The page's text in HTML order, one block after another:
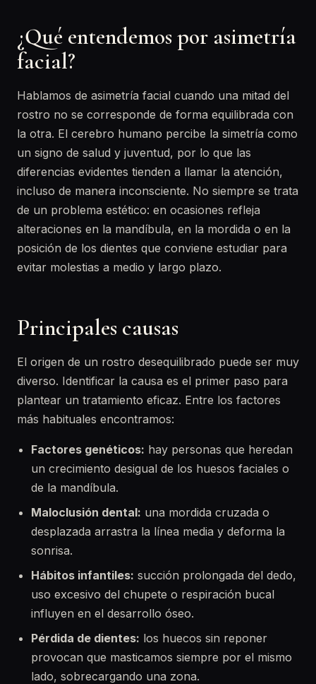
¿Qué entendemos por asimetría
facial?
Hablamos de asimetría facial cuando una mitad del
rostro no se corresponde de forma equilibrada con
la otra. El cerebro humano percibe la simetría como
un signo de salud y juventud, por lo que las
diferencias evidentes tienden a llamar la atención,
incluso de manera inconsciente. No siempre se trata
de un problema estético: en ocasiones refleja
alteraciones en la mandíbula, en la mordida o en la
posición de los dientes que conviene estudiar para
evitar molestias a medio y largo plazo.
Principales causas
El origen de un rostro desequilibrado puede ser muy
diverso. Identificar la causa es el primer paso para
plantear un tratamiento eficaz. Entre los factores
más habituales encontramos:
Factores genéticos: hay personas que heredan
un crecimiento desigual de los huesos faciales o
de la mandíbula.
Maloclusión dental: una mordida cruzada o
desplazada arrastra la línea media y deforma la
sonrisa.
Hábitos infantiles: succión prolongada del dedo,
uso excesivo del chupete o respiración bucal
influyen en el desarrollo óseo.
Pérdida de dientes: los huecos sin reponer
provocan que masticamos siempre por el mismo
lado, sobrecargando una zona.